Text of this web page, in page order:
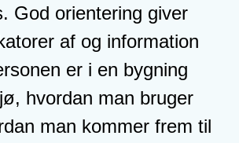
God orientering giver
af og information
er i en bygning
hvordan man bruger
man kommer frem til